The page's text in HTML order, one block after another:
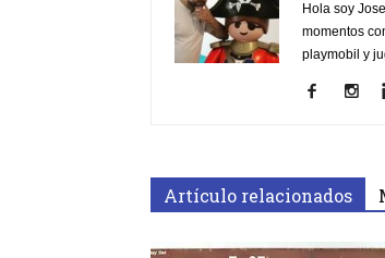
Hola soy
momentos
playmobil y
Artículo relacionados